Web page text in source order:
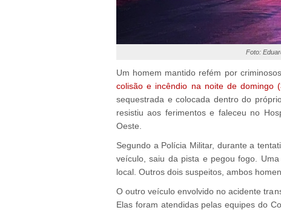
Foto:
Um homem mantido refém por
colisão e incêndio na noite de domingo
sequestrada e colocada dentro do
resistiu aos ferimentos e faleceu no
Oeste.
Segundo a Polícia Militar, durante a
veículo, saiu da pista e pegou fogo.
local. Outros dois suspeitos, ambos
O outro veículo envolvido no acidente
Elas foram atendidas pelas equipes do